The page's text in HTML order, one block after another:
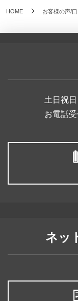
HOME お客様の声/
土日祝
お電話
ネッ